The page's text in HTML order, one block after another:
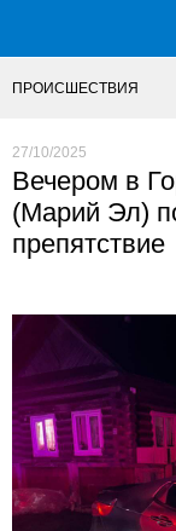
ПРОИСШЕСТВИЯ
27/10/2025
Вечером в
(Марий Эл)
препятствие